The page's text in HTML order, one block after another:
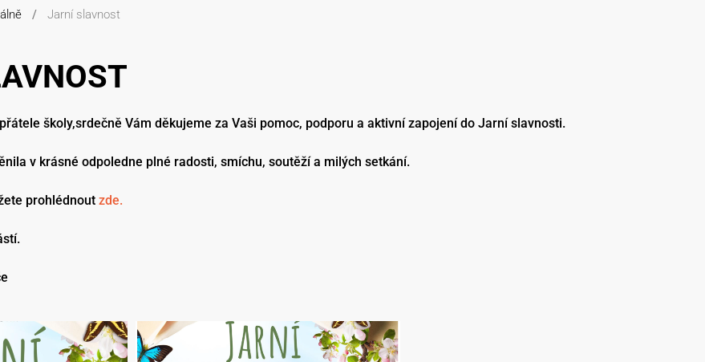
Jarní slavnost
školy,srdečně Vám děkujeme za Vaši pomoc, podporu a aktivní zapojení do Jarní slavnosti.
v krásné odpoledne plné radosti, smíchu, soutěží a milých setkání.
prohlédnout zde.